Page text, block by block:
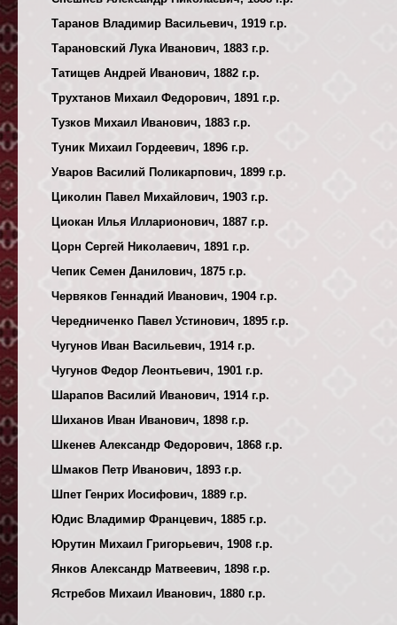
Таранов Владимир Васильевич, 1919 г.р.
Тарановский Лука Иванович, 1883 г.р.
Татищев Андрей Иванович, 1882 г.р.
Трухтанов Михаил Федорович, 1891 г.р.
Тузков Михаил Иванович, 1883 г.р.
Туник Михаил Гордеевич, 1896 г.р.
Уваров Василий Поликарпович, 1899 г.р.
Циколин Павел Михайлович, 1903 г.р.
Циокан Илья Илларионович, 1887 г.р.
Цорн Сергей Николаевич, 1891 г.р.
Чепик Семен Данилович, 1875 г.р.
Червяков Геннадий Иванович, 1904 г.р.
Чередниченко Павел Устинович, 1895 г.р.
Чугунов Иван Васильевич, 1914 г.р.
Чугунов Федор Леонтьевич, 1901 г.р.
Шарапов Василий Иванович, 1914 г.р.
Шиханов Иван Иванович, 1898 г.р.
Шкенев Александр Федорович, 1868 г.р.
Шмаков Петр Иванович, 1893 г.р.
Шпет Генрих Иосифович, 1889 г.р.
Юдис Владимир Францевич, 1885 г.р.
Юрутин Михаил Григорьевич, 1908 г.р.
Янков Александр Матвеевич, 1898 г.р.
Ястребов Михаил Иванович, 1880 г.р.